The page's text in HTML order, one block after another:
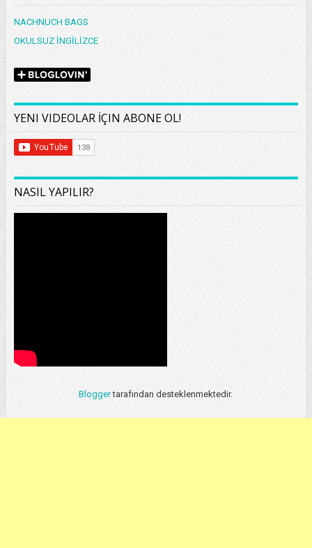
NACHNUCH BAGS
OKULSUZ İNGİLİZCE
YENI VIDEOLAR İÇIN ABONE OL!
NASIL YAPILIR?
Bloggertarafından desteklenmektedir.